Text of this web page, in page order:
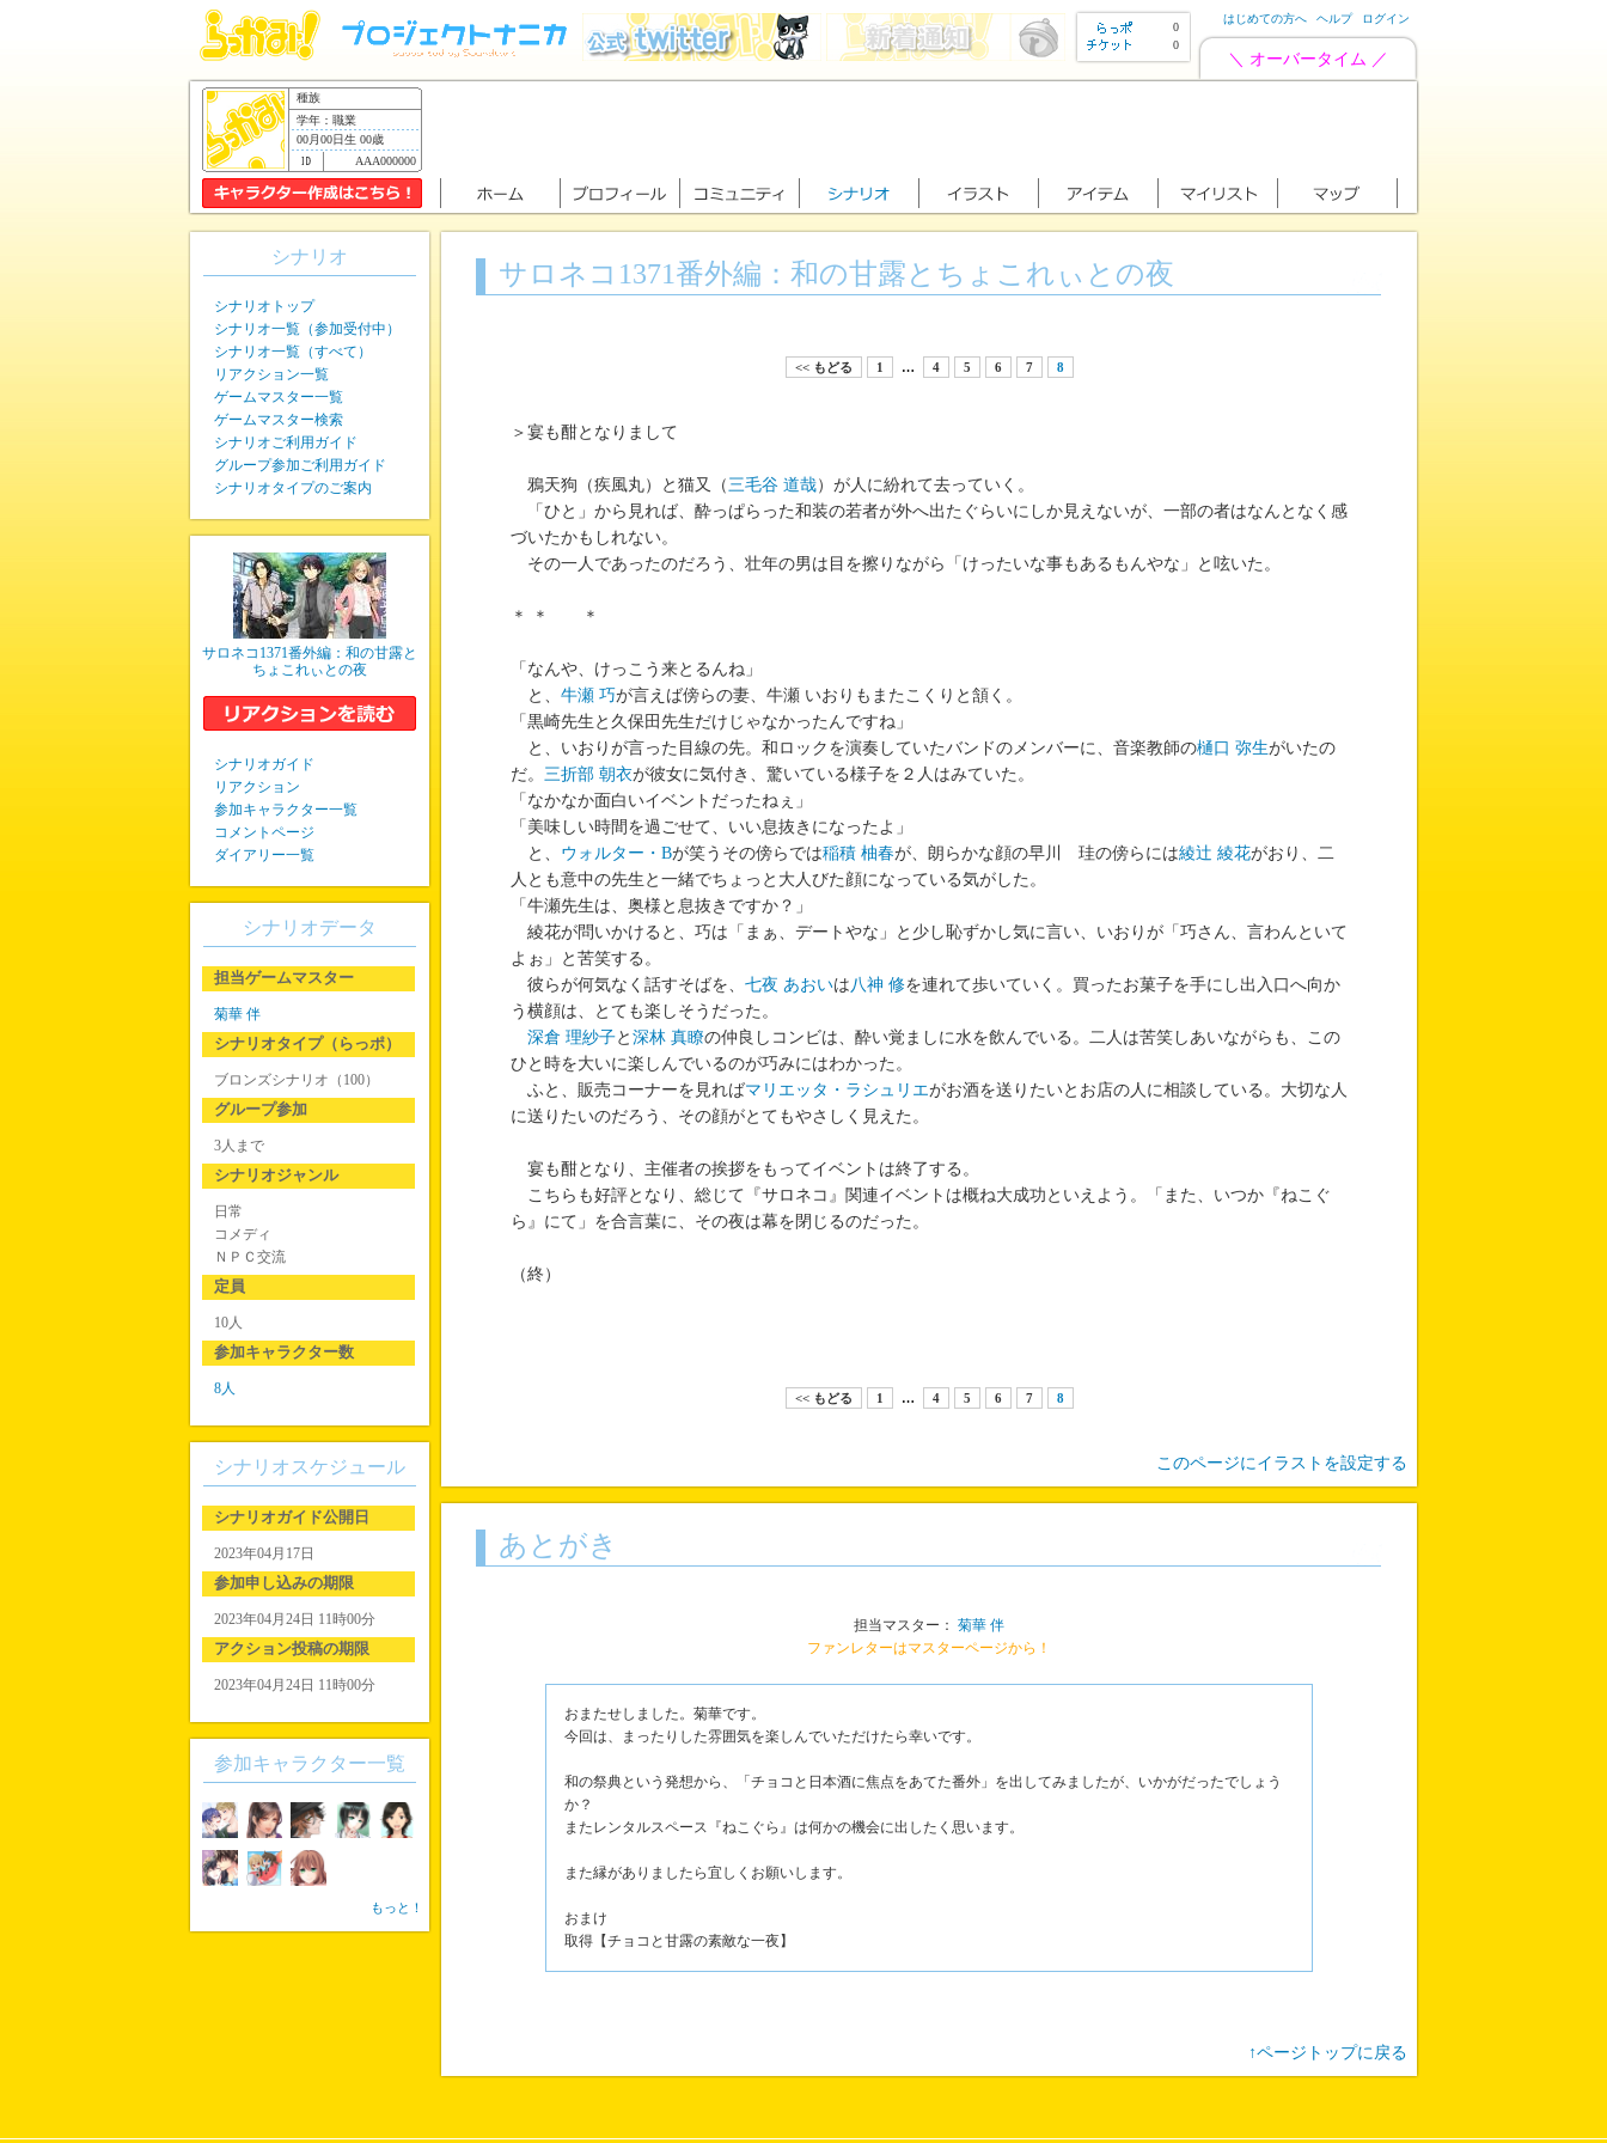
0
0
はじめての方へ ヘルプ ログイン
＼ オーバータイム ／
種族
学年：職業
00月00日生 00歳
AAA000000
サロネコ1371番外編：和の甘露とちょこれぃとの夜
<< もどる 1 … 4 5 6 7 8
＞宴も酣となりまして
鴉天狗（疾風丸）と猫又（三毛谷 道哉）が人に紛れて去っていく。
「ひと」から見れば、酔っぱらった和装の若者が外へ出たぐらいにしか見えないが、一部の者はなんとなく感
づいたかもしれない。
その一人であったのだろう、壮年の男は目を擦りながら「けったいな事もあるもんやな」と呟いた。
＊ ＊ ＊
「なんや、けっこう来とるんね」
と、 牛瀬 巧が言えば傍らの妻、牛瀬 いおりもまたこくりと頷く。
「黒崎先生と久保田先生だけじゃなかったんですね」
と、いおりが言った目線の先。和ロックを演奏していたバンドのメンバーに、音楽教師の樋口 弥生がいたの
だ。 三折部 朝衣が彼女に気付き、驚いている様子を２人はみていた。
「なかなか面白いイベントだったねぇ」
「美味しい時間を過ごせて、いい息抜きになったよ」
と、 ウォルター・Bが笑うその傍らでは稲積 柚春が、朗らかな顔の早川 珪の傍らには綾辻 綾花がおり、二
人とも意中の先生と一緒でちょっと大人びた顔になっている気がした。
「牛瀬先生は、奥様と息抜きですか？」
綾花が問いかけると、巧は「まぁ、デートやな」と少し恥ずかし気に言い、いおりが「巧さん、言わんといて
よぉ」と苦笑する。
彼らが何気なく話すそばを、 七夜 あおいは八神 修を連れて歩いていく。買ったお菓子を手にし出入口へ向か
う横顔は、とても楽しそうだった。
深倉 理紗子と 深林 真瞭の仲良しコンビは、酔い覚ましに水を飲んでいる。二人は苦笑しあいながらも、この
ひと時を大いに楽しんでいるのが巧みにはわかった。
ふと、販売コーナーを見ればマリエッタ・ラシュリエがお酒を送りたいとお店の人に相談している。大切な人
に送りたいのだろう、その顔がとてもやさしく見えた。
宴も酣となり、主催者の挨拶をもってイベントは終了する。
こちらも好評となり、総じて『サロネコ』関連イベントは概ね大成功といえよう。「また、いつか『ねこぐ
ら』にて」を合言葉に、その夜は幕を閉じるのだった。
（終）
<< もどる 1 … 4 5 6 7 8
このページにイラストを設定する
あとがき
担当マスター： 菊華 伴
ファンレターはマスターページから！
おまたせしました。菊華です。
今回は、まったりした雰囲気を楽しんでいただけたら幸いです。
和の祭典という発想から、「チョコと日本酒に焦点をあてた番外」を出してみましたが、いかがだったでしょう
か？
またレンタルスペース『ねこぐら』は何かの機会に出したく思います。
また縁がありましたら宜しくお願いします。
おまけ
取得【チョコと甘露の素敵な一夜】
↑ページトップに戻る
シナリオ
シナリオトップ
シナリオ一覧（参加受付中）
シナリオ一覧（すべて）
リアクション一覧
ゲームマスター一覧
ゲームマスター検索
シナリオご利用ガイド
グループ参加ご利用ガイド
シナリオタイプのご案内
サロネコ1371番外編：和の甘露と
ちょこれぃとの夜
シナリオガイド
リアクション
参加キャラクター一覧
コメントページ
ダイアリー一覧
シナリオデータ
担当ゲームマスター
菊華 伴
シナリオタイプ（らっポ）
ブロンズシナリオ（100）
グループ参加
3人まで
シナリオジャンル
日常
コメディ
ＮＰＣ交流
定員
10人
参加キャラクター数
8人
シナリオスケジュール
シナリオガイド公開日
2023年04月17日
参加申し込みの期限
2023年04月24日 11時00分
アクション投稿の期限
2023年04月24日 11時00分
参加キャラクター一覧
もっと！